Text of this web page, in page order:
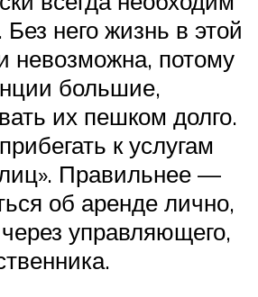
Без него жизнь в этой
невозможна, потому
большие,
их пешком долго.
к услугам
Правильнее —
об аренде лично,
управляющего,